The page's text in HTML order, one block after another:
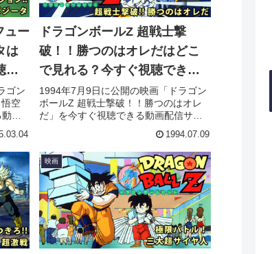
ュー
は
で
ゴン
空
画
。あ
フ、
見た
ま
ドラゴンボールZ 超戦士撃
破！！勝つのはオレだはどこ
で見れる？今すぐ視聴できる
動画配信サービスを紹介！
1994年7月9日に公開の映画「ドラゴン
ボールZ 超戦士撃破！！勝つのはオレ
だ」を今すぐ視聴できる動画配信サー
ビス（VOD）を徹底紹介。あらすじや
キャスト・声優、スタッフ、主題歌の
情報はもちろん、実際に見た人の感想
やレビューもまとめています。
1994.07.09
映画